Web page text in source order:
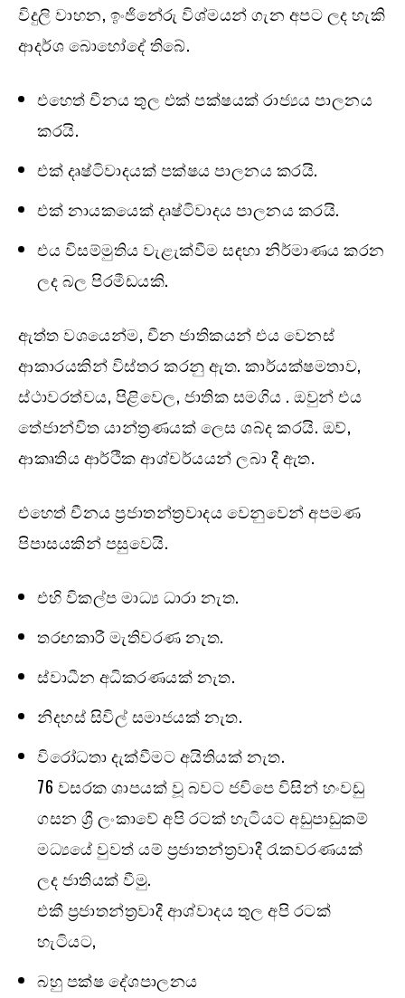
විදුලි වාහන, ඉංජිනේරු විශ්මයන් ගැන අපට ලද හැකි
ආදර්ශ බොහෝදේ තිබේ.
එහෙත් චීනය තුල එක් පක්ෂයක් රාජ්‍යය පාලනය
කරයි.
එක් දෘෂ්ටිවාදයක් පක්ෂය පාලනය කරයි.
එක් නායකයෙක් දෘෂ්ටිවාදය පාලනය කරයි.
එය විසම්මුතිය වැළැක්වීම සඳහා නිර්මාණය කරන
ලද බල පිරමීඩයකි.
ඇත්ත වශයෙන්ම, චීන ජාතිකයන් එය වෙනස්
ආකාරයකින් විස්තර කරනු ඇත. කාර්යක්ෂමතාව,
ස්ථාවරත්වය, පිළිවෙල, ජාතික සමගිය . ඔවුන් එය
තේජාන්විත යාන්ත්‍රණයක් ලෙස ශබ්ද කරයි. ඔව්,
ආකෘතිය ආර්ථික ආශ්චර්යයන් ලබා දී ඇත.
එහෙත් චීනය ප්‍රජාතන්ත්‍රවාදය වෙනුවෙන් අපමණ
පිපාසයකින් පසුවෙයි.
එහි විකල්ප මාධ්‍ය ධාරා නැත.
තරඟකාරී මැතිවරණ නැත.
ස්වාධීන අධිකරණයක් නැත.
නිදහස් සිවිල් සමාජයක් නැත.
විරෝධතා දැක්වීමට අයිතියක් නැත.
76 වසරක ශාපයක් වූ බවට ජවිපෙ විසින් හංවඩු
ගසන ශ්‍රී ලංකාවේ අපි රටක් හැටියට අඩුපාඩුකම්
මධ්‍යයේ වුවත් යම් ප්‍රජාතන්ත්‍රවාදී රැකවරණයක්
ලද ජාතියක් වීමු.
එකී ප්‍රජාතන්ත්‍රවාදී ආශ්වාදය තුල අපි රටක්
හැටියට,
බහු පක්ෂ දේශපාලනය